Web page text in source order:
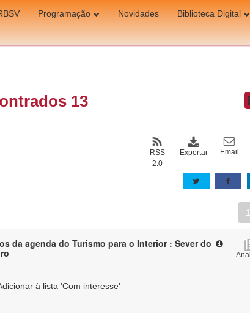
Programação Novidades Biblioteca Digital
13
Email
Exportar
RSS
2.0
1
da agenda do Turismo para o Interior : Sever do
à lista 'Com interesse'